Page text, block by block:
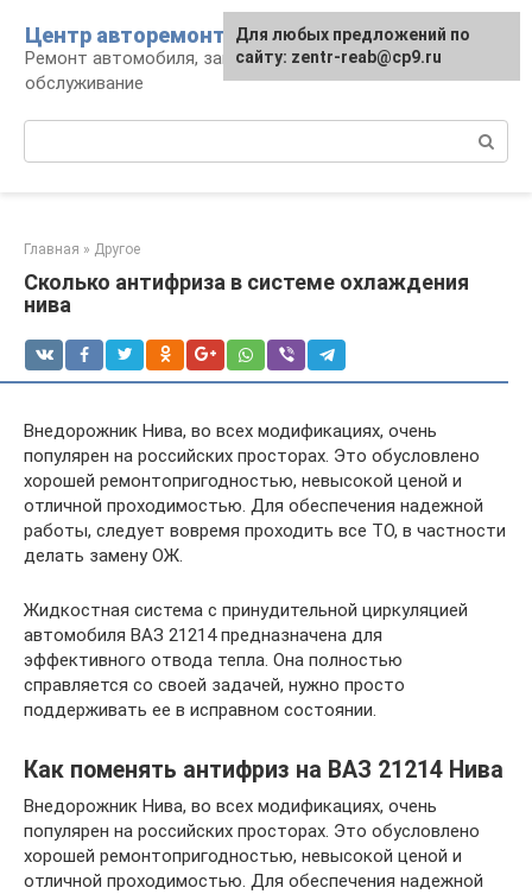
контенту
Центр авторемонта
Ремонт автомобиля, запчасти и
обслуживание
Главная » Другое
Сколько антифриза в системе охлаждения
нива
Внедорожник Нива, во всех модификациях, очень
популярен на российских просторах. Это обусловлено
хорошей ремонтопригодностью, невысокой ценой и
отличной проходимостью. Для обеспечения надежной
работы, следует вовремя проходить все ТО, в частности
делать замену ОЖ.
Жидкостная система с принудительной циркуляцией
автомобиля ВАЗ 21214 предназначена для
эффективного отвода тепла. Она полностью
справляется со своей задачей, нужно просто
поддерживать ее в исправном состоянии.
Как поменять антифриз на ВАЗ 21214 Нива
Внедорожник Нива, во всех модификациях, очень
популярен на российских просторах. Это обусловлено
хорошей ремонтопригодностью, невысокой ценой и
отличной проходимостью. Для обеспечения надежной
Для любых предложений по
сайту: zentr-reab@cp9.ru